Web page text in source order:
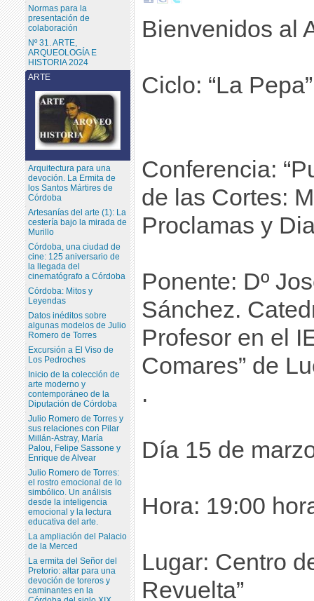
Bienvenidos al
Ciclo: “La Pepa”
Conferencia:
de las Cortes:
Proclamas y
Ponente: Dº
Sánchez.
Profesor en el
Comares” de
.
Día 15 de
Hora: 19:00
Lugar: Centro
Revuelta”
ARTE
Arquitectura para una
devoción. La Ermita de
los Santos Mártires de
Córdoba
Artesanías del arte (1): La
cestería bajo la mirada de
Murillo
Córdoba, una ciudad de
cine: 125 aniversario de
la llegada del
cinematógrafo a Córdoba
Córdoba: Mitos y
Leyendas
Datos inéditos sobre
algunas modelos de Julio
Romero de Torres
Excursión a El Viso de
Los Pedroches
Inicio de la colección de
arte moderno y
contemporáneo de la
Diputación de Córdoba
Julio Romero de Torres y
sus relaciones con Pilar
Millán-Astray, María
Palou, Felipe Sassone y
Enrique de Alvear
Julio Romero de Torres:
el rostro emocional de lo
simbólico. Un análisis
desde la inteligencia
emocional y la lectura
educativa del arte.
La ampliación del Palacio
de la Merced
La ermita del Señor del
Pretorio: altar para una
devoción de toreros y
caminantes en la
Normas para la
presentación de
colaboración
Nº 31. ARTE,
ARQUEOLOGÍA E
HISTORIA 2024